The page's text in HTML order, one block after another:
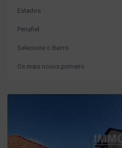
Estados
Penafiel
Selecione o Bairro
Os mais novos primeiro